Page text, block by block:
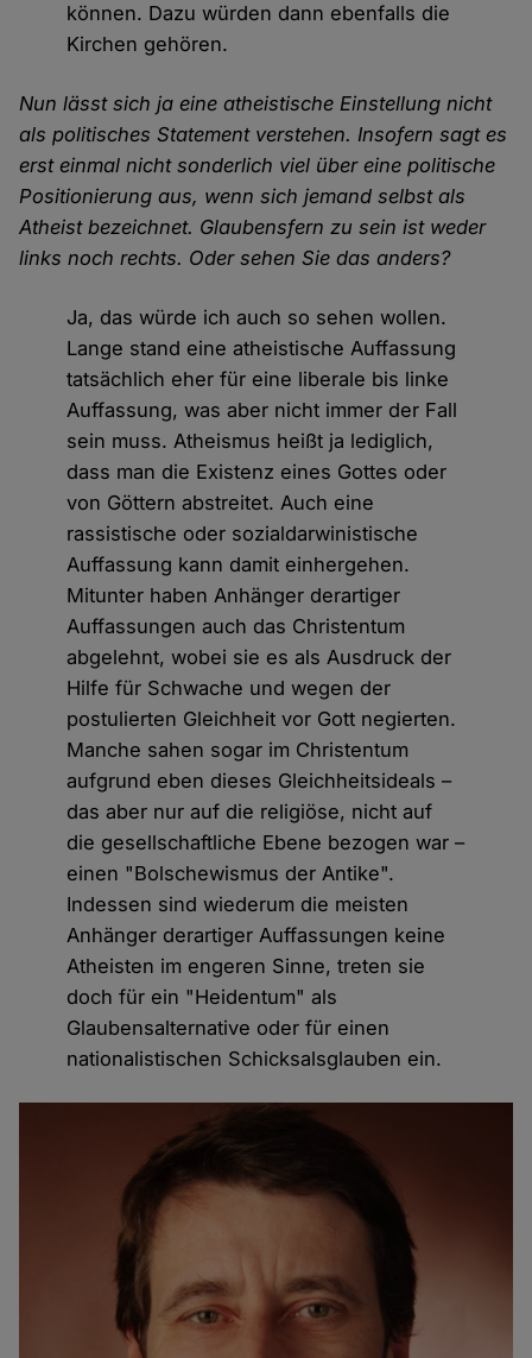
können. Dazu würden dann ebenfalls die
Kirchen gehören.
Nun lässt sich ja eine atheistische Einstellung nicht
als politisches Statement verstehen. Insofern sagt es
erst einmal nicht sonderlich viel über eine politische
Positionierung aus, wenn sich jemand selbst als
Atheist bezeichnet. Glaubensfern zu sein ist weder
links noch rechts. Oder sehen Sie das anders?
Ja, das würde ich auch so sehen wollen.
Lange stand eine atheistische Auffassung
tatsächlich eher für eine liberale bis linke
Auffassung, was aber nicht immer der Fall
sein muss. Atheismus heißt ja lediglich,
dass man die Existenz eines Gottes oder
von Göttern abstreitet. Auch eine
rassistische oder sozialdarwinistische
Auffassung kann damit einhergehen.
Mitunter haben Anhänger derartiger
Auffassungen auch das Christentum
abgelehnt, wobei sie es als Ausdruck der
Hilfe für Schwache und wegen der
postulierten Gleichheit vor Gott negierten.
Manche sahen sogar im Christentum
aufgrund eben dieses Gleichheitsideals –
das aber nur auf die religiöse, nicht auf
die gesellschaftliche Ebene bezogen war –
einen "Bolschewismus der Antike".
Indessen sind wiederum die meisten
Anhänger derartiger Auffassungen keine
Atheisten im engeren Sinne, treten sie
doch für ein "Heidentum" als
Glaubensalternative oder für einen
nationalistischen Schicksalsglauben ein.